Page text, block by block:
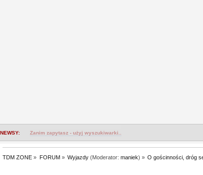
NEWSY: Zanim zapytasz - użyj wyszukiwarki..
TDM ZONE » FORUM» Wyjazdy(Moderator: maniek) » O gościnności, dróg